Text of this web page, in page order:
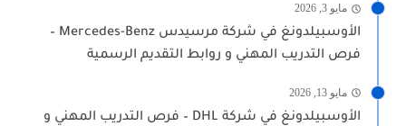
مايو 3, 2026
الأوسبيلدونغ في شركة مرسيدس Mercedes-Benz –
فرص التدريب المهني و روابط التقديم الرسمية
مايو 13, 2026
الأوسبيلدونغ في شركة DHL – فرص التدريب المهني و